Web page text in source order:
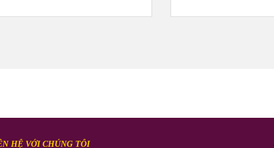
HỆ VỚI CHÚNG TÔI